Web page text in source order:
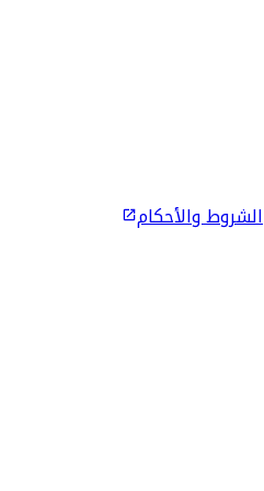
الشروط والأحكام